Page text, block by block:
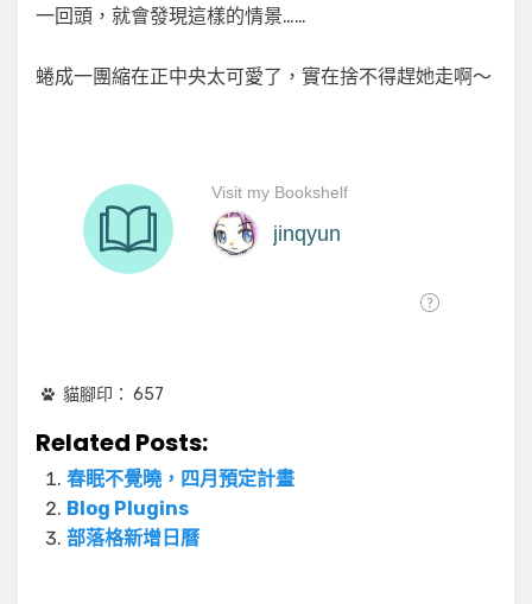
一回頭，就會發現這樣的情景……
蜷成一團縮在正中央太可愛了，實在捨不得趕她走啊～
貓腳印： 657
Related Posts:
春眠不覺曉，四月預定計畫
Blog Plugins
部落格新增日曆